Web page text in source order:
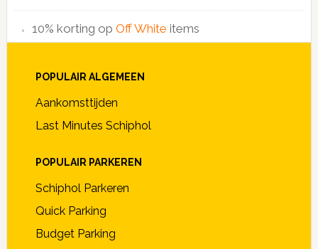
10% korting op Off White items
POPULAIR ALGEMEEN
Aankomsttijden
Last Minutes Schiphol
POPULAIR PARKEREN
Schiphol Parkeren
Quick Parking
Budget Parking